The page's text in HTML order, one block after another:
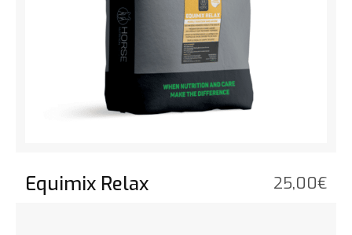
Equimix Relax 25,00€